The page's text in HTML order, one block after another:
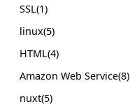
SSL(1)
linux(5)
HTML(4)
Amazon Web Service(8)
nuxt(5)